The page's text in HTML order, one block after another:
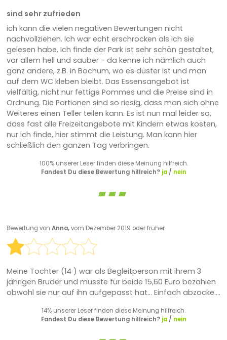
sind sehr zufrieden
ich kann die vielen negativen Bewertungen nicht
nachvollziehen. Ich war echt erschrocken als ich sie
gelesen habe. Ich finde der Park ist sehr schön gestaltet,
vor allem hell und sauber - da kenne ich nämlich auch
ganz andere, z.B. in Bochum, wo es düster ist und man
auf dem WC kleben bleibt. Das Essensangebot ist
vielfältig, nicht nur fettige Pommes und die Preise sind in
Ordnung. Die Portionen sind so riesig, dass man sich ohne
Weiteres einen Teller teilen kann. Es ist nun mal leider so,
dass fast alle Freizeitangebote mit Kindern etwas kosten,
nur ich finde, hier stimmt die Leistung. Man kann hier
schließlich den ganzen Tag verbringen.
100% unserer Leser finden diese Meinung hilfreich.
Fandest Du diese Bewertung hilfreich? ja/ nein
Bewertung von Anna,vom Dezember 2019 oder früher
Meine Tochter (14 ) war als Begleitperson mit ihrem 3
jährigen Bruder und musste für beide 15,60 Euro bezahlen
obwohl sie nur auf ihn aufgepasst hat... Einfach abzocke....
14% unserer Leser finden diese Meinung hilfreich.
Fandest Du diese Bewertung hilfreich? ja/ nein